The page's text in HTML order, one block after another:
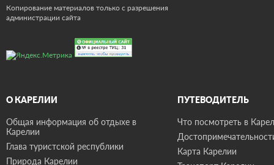
Копирование материалов только с разрешения
администрации сайта
О КАРЕЛИИ
Общая информация об отдыхе в
Карелии
Глава туристской республики
Природа Карелии
ПУТЕВОДИТЕЛЬ
Что посмотреть в
Карта Карелии